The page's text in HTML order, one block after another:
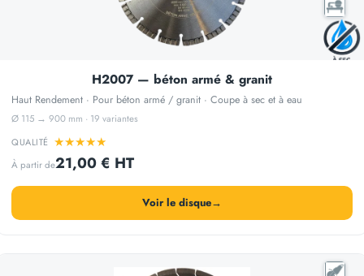
H2007 — béton armé & granit
Haut Rendement · Pour béton armé / granit · Coupe à sec et à eau
Ø 115 → 900 mm · 19 variantes
QUALITÉ ★★★★★
À partir de21,00 € HT
Voir le disque→